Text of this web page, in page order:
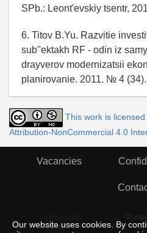
Our website uses cookies. By
SPb.: Leont'evskiy tsentr,
6. Titov B.Yu. Razvitie
sub''ektakh RF - odin iz
drayverov modernizatsii
planirovanie. 2011. № 4 (34).
This work is
Attribution-NonCommercial 4.0
Vacancies
© rior
data